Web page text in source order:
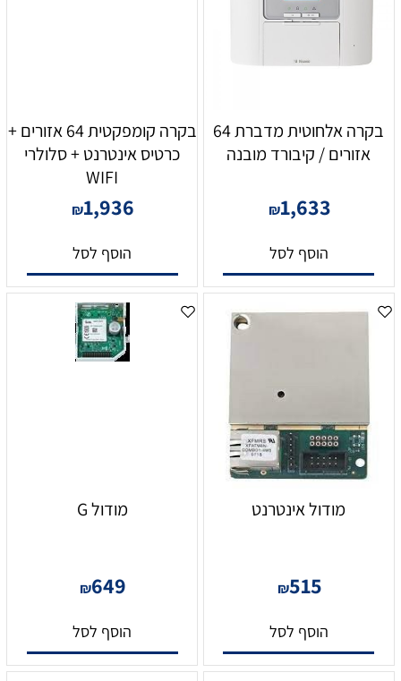
בקרה אלחוטית מדברת 64
אזורים / קיבורד מובנה
₪1,633
הוסף לסל
בקרה קומפקטית 64 אזורים +
כרטיס אינטרנט + סלולרי
WIFI
₪1,936
הוסף לסל
מודול אינטרנט
₪515
הוסף לסל
מודול G
₪649
הוסף לסל